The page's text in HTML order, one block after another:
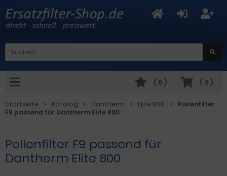
( 0 )
( 0 )
Startseite Katalog Dantherm Elite 800
Pollenfilter
F9 passend für Dantherm Elite 800
Pollenfilter F9 passend für
Dantherm Elite 800